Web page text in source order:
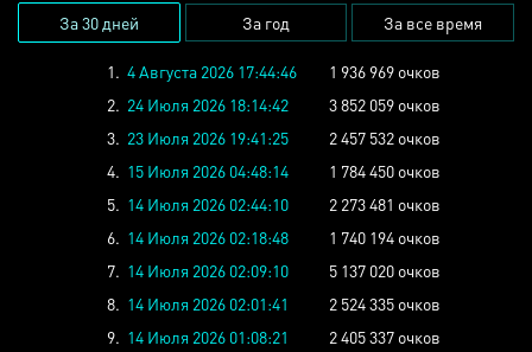
За 30 дней За год За все время
1. 4 Августа 2026 17:44:46
1 936 969 очков
2. 24 Июля 2026 18:14:42
3 852 059 очков
3. 23 Июля 2026 19:41:25
2 457 532 очков
4. 15 Июля 2026 04:48:14
1 784 450 очков
5. 14 Июля 2026 02:44:10
2 273 481 очков
6. 14 Июля 2026 02:18:48
1 740 194 очков
7. 14 Июля 2026 02:09:10
5 137 020 очков
8. 14 Июля 2026 02:01:41
2 524 335 очков
9. 14 Июля 2026 01:08:21
2 405 337 очков